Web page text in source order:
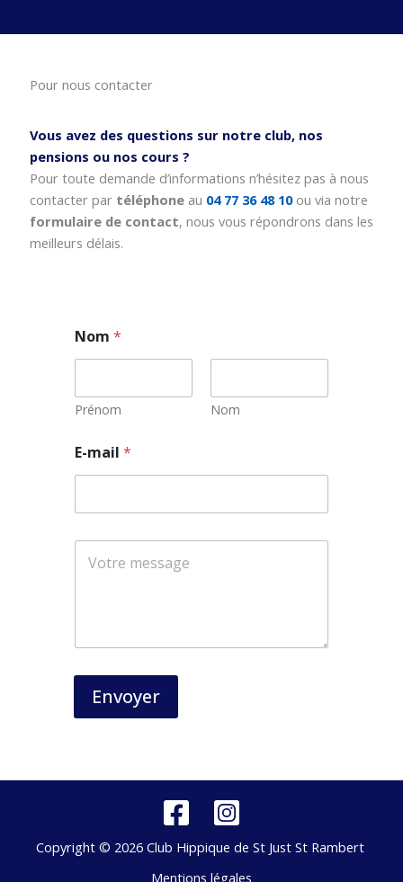
Pour nous contacter
Vous avez des questions sur notre club, nos
pensions ou nos cours ?
Pour toute demande d’informations n’hésitez pas à nous
contacter par téléphoneau 04 77 36 48 10 ou via notre
formulaire de contact, nous vous répondrons dans les
meilleurs délais.
Nom*
Prénom Nom
E-mail*
Envoyer
Copyright © 2026 Club Hippique de St Just St Rambert
Mentions légales